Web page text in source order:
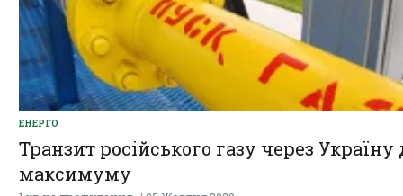
ЕНЕРГО
Транзит російського газу через Україну
максимуму